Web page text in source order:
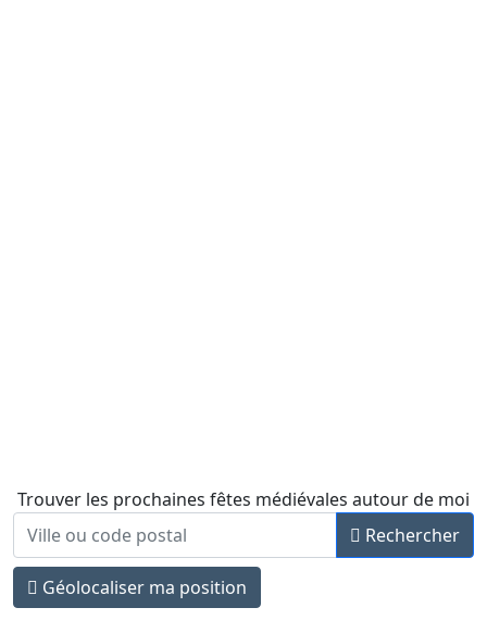
Trouver les prochaines fêtes médiévales autour de moi
Rechercher
Géolocaliser ma position